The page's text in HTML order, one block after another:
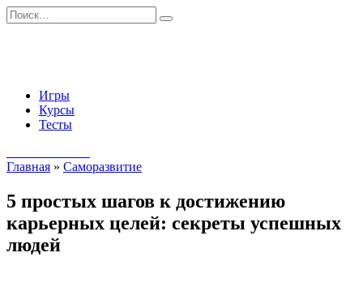
Перейти
к
Search
for:
Игры
Курсы
Тесты
Главная » Саморазвитие
5 простых шагов к достижению
карьерных целей: секреты успешных
людей